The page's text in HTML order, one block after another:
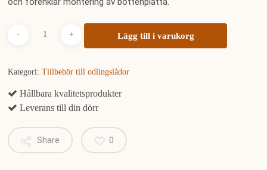
Lägg till i varukorg
Kategori:Tillbehör till odlingslådor
Hållbara kvalitetsprodukter
Leverans till din dörr
Share 0